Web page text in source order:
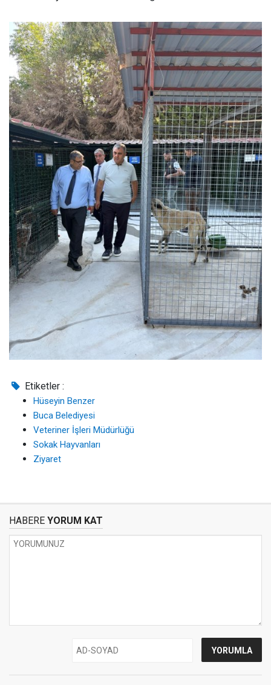
Etiketler :
Hüseyin Benzer
Buca Belediyesi
Veteriner İşleri Müdürlüğü
Sokak Hayvanları
Ziyaret
HABERE YORUM KAT